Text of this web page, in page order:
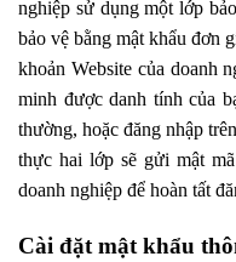
nghiệp sử dụng một lớp
bảo vệ bằng mật khẩu đơn
khoản Website của doanh
minh được danh tính của
thường, hoặc đăng nhập
thực hai lớp sẽ gửi mật
doanh nghiệp để hoàn tất
Cài đặt mật khẩu